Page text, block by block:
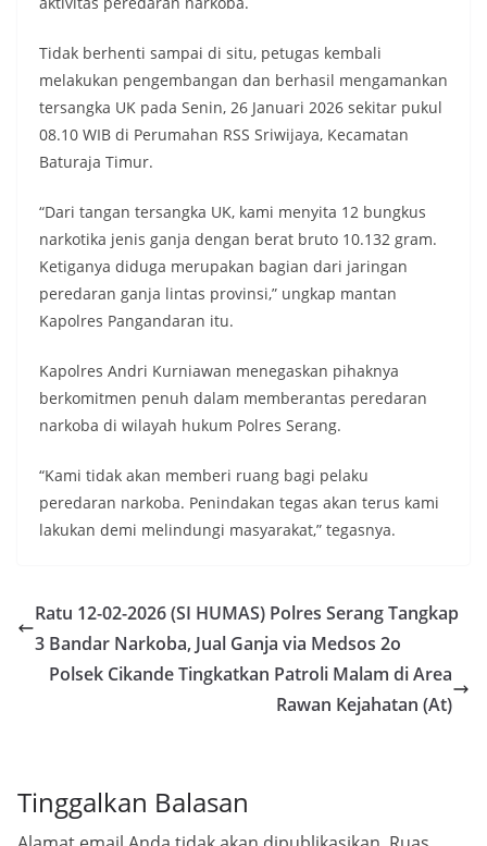
Tidak berhenti sampai di situ, petugas kembali
melakukan pengembangan dan berhasil mengamankan
tersangka UK pada Senin, 26 Januari 2026 sekitar pukul
08.10 WIB di Perumahan RSS Sriwijaya, Kecamatan
Baturaja Timur.
“Dari tangan tersangka UK, kami menyita 12 bungkus
narkotika jenis ganja dengan berat bruto 10.132 gram.
Ketiganya diduga merupakan bagian dari jaringan
peredaran ganja lintas provinsi,” ungkap mantan
Kapolres Pangandaran itu.
Kapolres Andri Kurniawan menegaskan pihaknya
berkomitmen penuh dalam memberantas peredaran
narkoba di wilayah hukum Polres Serang.
“Kami tidak akan memberi ruang bagi pelaku
peredaran narkoba. Penindakan tegas akan terus kami
lakukan demi melindungi masyarakat,” tegasnya.
Ratu 12-02-2026 (SI HUMAS) Polres Serang Tangkap
3 Bandar Narkoba, Jual Ganja via Medsos 2o
Polsek Cikande Tingkatkan Patroli Malam di Area
Rawan Kejahatan (At)
Tinggalkan Balasan